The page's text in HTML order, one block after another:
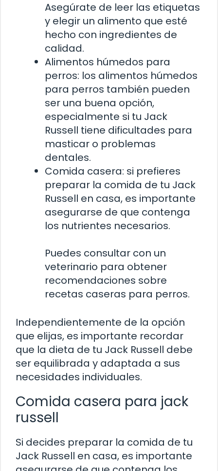
Asegúrate de leer las etiquetas
y elegir un alimento que esté
hecho con ingredientes de
calidad.
Alimentos húmedos para
perros: los alimentos húmedos
para perros también pueden
ser una buena opción,
especialmente si tu Jack
Russell tiene dificultades para
masticar o problemas
dentales.
Comida casera: si prefieres
preparar la comida de tu Jack
Russell en casa, es importante
asegurarse de que contenga
los nutrientes necesarios.
Puedes consultar con un
veterinario para obtener
recomendaciones sobre
recetas caseras para perros.
Independientemente de la opción
que elijas, es importante recordar
que la dieta de tu Jack Russell debe
ser equilibrada y adaptada a sus
necesidades individuales.
Comida casera para jack
russell
Si decides preparar la comida de tu
Jack Russell en casa, es importante